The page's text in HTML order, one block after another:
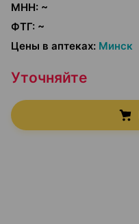
МНН: ~
ФТГ: ~
Цены в аптеках: Минск
Уточняйте